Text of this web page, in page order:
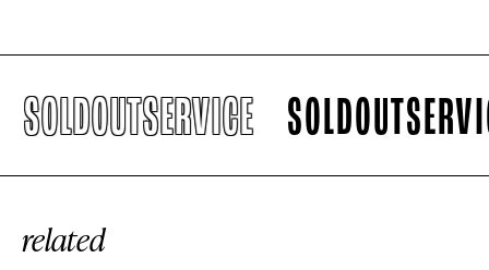
SOLDOUTSERVICE
related